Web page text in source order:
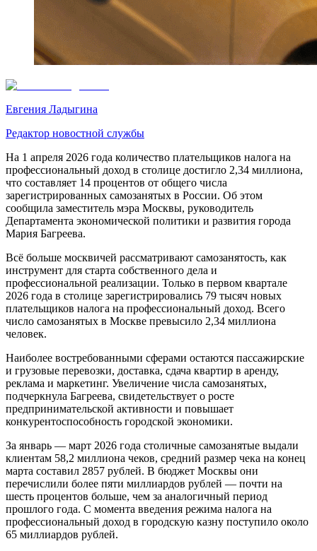
Евгения Ладыгина
Редактор новостной службы
На 1 апреля 2026 года количество плательщиков налога на
профессиональный доход в столице достигло 2,34 миллиона,
что составляет 14 процентов от общего числа
зарегистрированных самозанятых в России. Об этом
сообщила заместитель мэра Москвы, руководитель
Департамента экономической политики и развития города
Мария Багреева.
Всё больше москвичей рассматривают самозанятость, как
инструмент для старта собственного дела и
профессиональной реализации. Только в первом квартале
2026 года в столице зарегистрировались 79 тысяч новых
плательщиков налога на профессиональный доход. Всего
число самозанятых в Москве превысило 2,34 миллиона
человек.
Наиболее востребованными сферами остаются пассажирские
и грузовые перевозки, доставка, сдача квартир в аренду,
реклама и маркетинг. Увеличение числа самозанятых,
подчеркнула Багреева, свидетельствует о росте
предпринимательской активности и повышает
конкурентоспособность городской экономики.
За январь — март 2026 года столичные самозанятые выдали
клиентам 58,2 миллиона чеков, средний размер чека на конец
марта составил 2857 рублей. В бюджет Москвы они
перечислили более пяти миллиардов рублей — почти на
шесть процентов больше, чем за аналогичный период
прошлого года. С момента введения режима налога на
профессиональный доход в городскую казну поступило около
65 миллиардов рублей.